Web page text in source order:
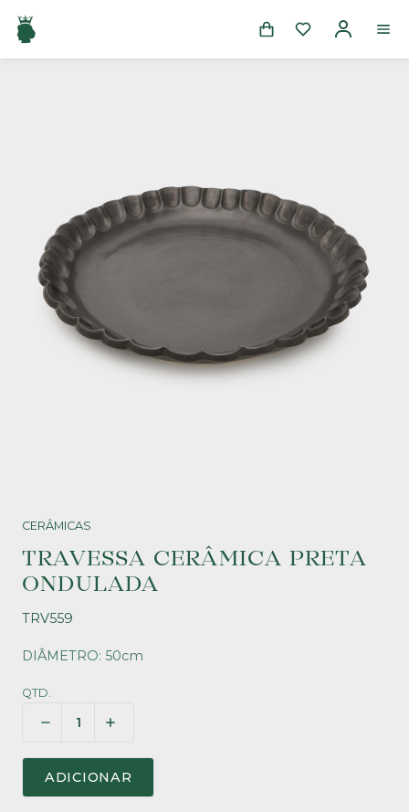
CERÂMICAS
TRAVESSA CERÂMICA PRETA
ONDULADA
TRV559
DIÂMETRO: 50cm
QTD.
ADICIONAR